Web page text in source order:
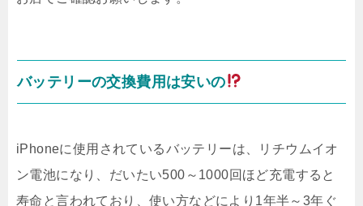
バッテリーの交換費用は安いの
iPhoneに使用されているバッテリーは、リチウムイオ
ン電池になり、だいたい500～1000回ほど充電すると
寿命と言われており、使い方などにより1年半～3年ぐ